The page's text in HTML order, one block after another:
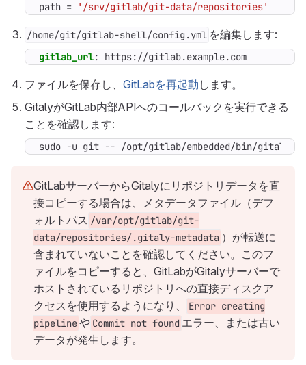
path = '/srv/gitlab/git-data/repositories'
/home/git/gitlab-shell/config.yml を編集します:
gitlab_url: https://gitlab.example.com
ファイルを保存し、 GitLabを再起動 します。
GitalyがGitLab内部APIへのコールバックを実行できる
ことを確認します:
sudo -u git -- /opt/gitlab/embedded/bin/gitaly
GitLabサーバーからGitalyにリポジトリデータを直
接コピーする場合は、メタデータファイル（デフ
ォルトパス /var/opt/gitlab/git-
data/repositories/.gitaly-metadata ）が転送に
含まれていないことを確認してください。このフ
ァイルをコピーすると、GitLabがGitalyサーバーで
ホストされているリポジトリへの直接ディスクア
クセスを使用するようになり、
Error creating
pipelineや Commit not found エラー、または古い
データが発生します。